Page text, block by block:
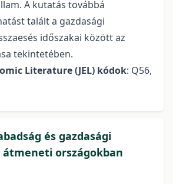
A kutatás továbbá
talált a gazdasági
időszakai között az
tekintetében.
Literature (JEL) kódok: Q56,
és gazdasági
átmeneti országokban